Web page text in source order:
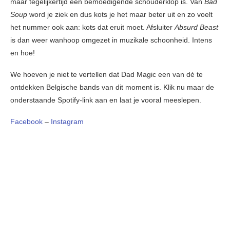
Soup word je ziek en dus kots je het maar beter uit en zo voelt
het nummer ook aan: kots dat eruit moet. Afsluiter Absurd Beast
is dan weer wanhoop omgezet in muzikale schoonheid. Intens
en hoe!
We hoeven je niet te vertellen dat Dad Magic een van dé te
ontdekken Belgische bands van dit moment is. Klik nu maar de
onderstaande Spotify-link aan en laat je vooral meeslepen.
Facebook – Instagram